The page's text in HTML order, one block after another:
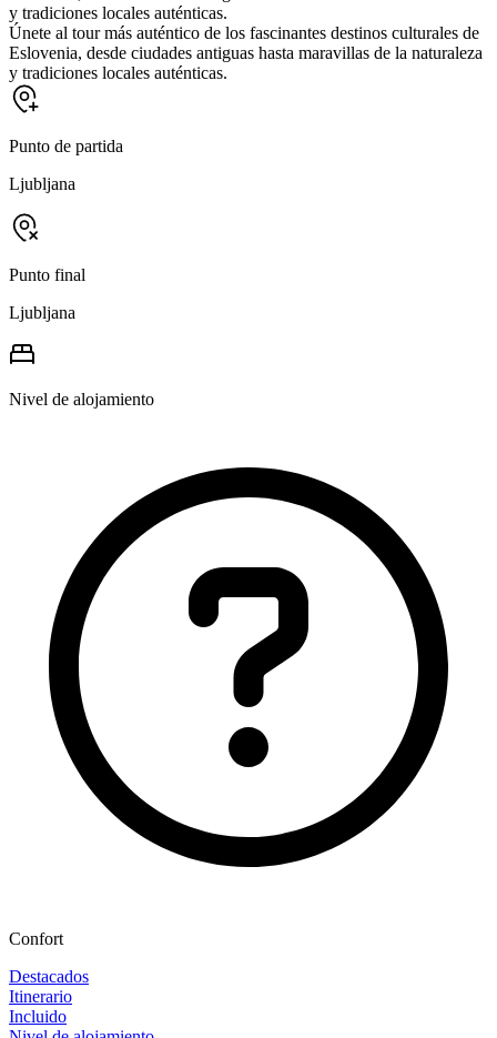
y tradiciones locales auténticas.
Únete al tour más auténtico de los fascinantes destinos culturales de
Eslovenia, desde ciudades antiguas hasta maravillas de la naturaleza
y tradiciones locales auténticas.
Punto de partida
Ljubljana
Punto final
Ljubljana
Nivel de alojamiento
Confort
Destacados
Itinerario
Incluido